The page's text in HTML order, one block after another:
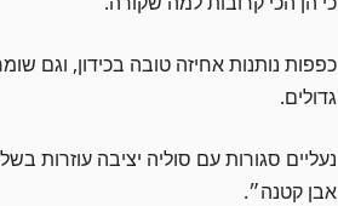
כפפות נותנות אחיזה טובה בכידון, וגם
גדולים.
נעליים סגורות עם סוליה יציבה עוזרות
אבן קטנה״.